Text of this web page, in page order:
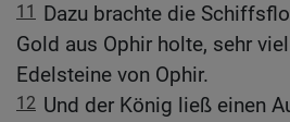
11
Dazu brachte die
Gold aus Ophir holte, sehr
Edelsteine von Ophir.
12 Und der König ließ einen